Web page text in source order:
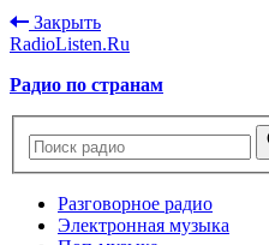
Закрыть
RadioListen.Ru
Радио по странам
Разговорное радио
Электронная музыка